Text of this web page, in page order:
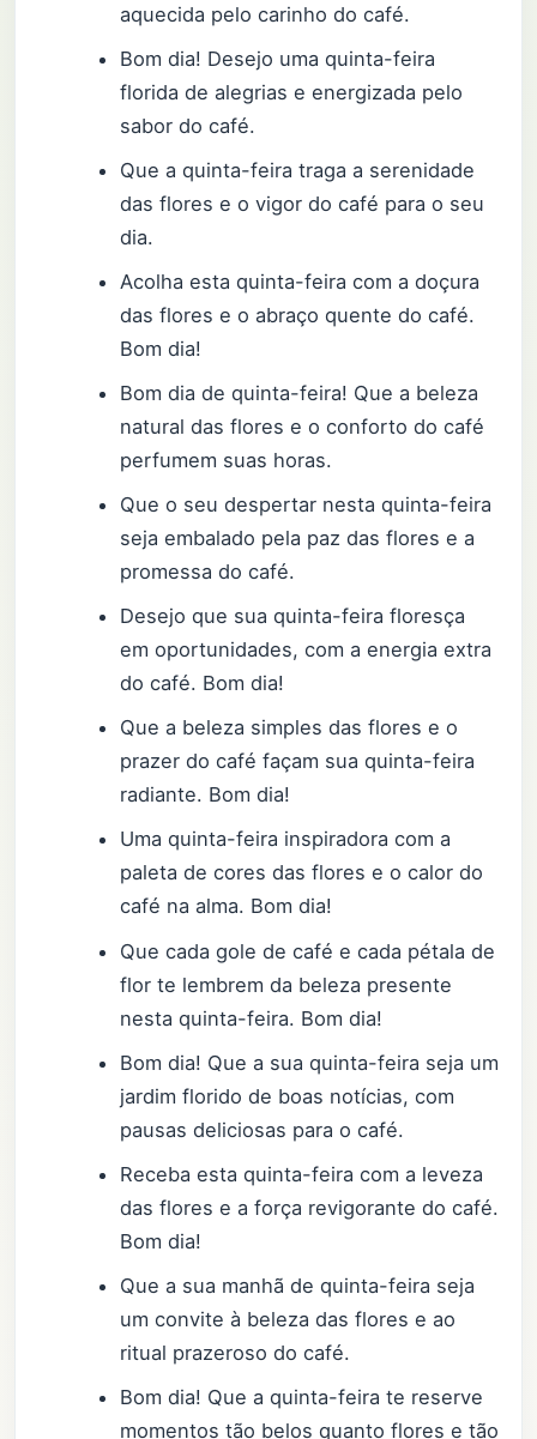
aquecida pelo carinho do café.
Bom dia! Desejo uma quinta-feira
florida de alegrias e energizada pelo
sabor do café.
Que a quinta-feira traga a serenidade
das flores e o vigor do café para o seu
dia.
Acolha esta quinta-feira com a doçura
das flores e o abraço quente do café.
Bom dia!
Bom dia de quinta-feira! Que a beleza
natural das flores e o conforto do café
perfumem suas horas.
Que o seu despertar nesta quinta-feira
seja embalado pela paz das flores e a
promessa do café.
Desejo que sua quinta-feira floresça
em oportunidades, com a energia extra
do café. Bom dia!
Que a beleza simples das flores e o
prazer do café façam sua quinta-feira
radiante. Bom dia!
Uma quinta-feira inspiradora com a
paleta de cores das flores e o calor do
café na alma. Bom dia!
Que cada gole de café e cada pétala de
flor te lembrem da beleza presente
nesta quinta-feira. Bom dia!
Bom dia! Que a sua quinta-feira seja um
jardim florido de boas notícias, com
pausas deliciosas para o café.
Receba esta quinta-feira com a leveza
das flores e a força revigorante do café.
Bom dia!
Que a sua manhã de quinta-feira seja
um convite à beleza das flores e ao
ritual prazeroso do café.
Bom dia! Que a quinta-feira te reserve
momentos tão belos quanto flores e tão